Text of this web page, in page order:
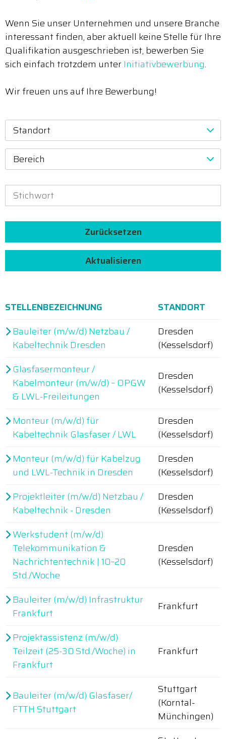
Wenn Sie unser Unternehmen und unsere Branche
interessant finden, aber aktuell keine Stelle für Ihre
Qualifikation ausgeschrieben ist, bewerben Sie
sich einfach trotzdem unterInitiativbewerbung.
Wir freuen uns auf Ihre Bewerbung!
Standort
Bereich
Zurücksetzen
Aktualisieren
STELLENBEZEICHNUNG
STANDORT
Bauleiter (m/w/d) Netzbau /
Kabeltechnik Dresden
Dresden
(Kesselsdorf)
Glasfasermonteur /
Kabelmonteur (m/w/d) – OPGW
& LWL-Freileitungen
Dresden
(Kesselsdorf)
Monteur (m/w/d) für
Kabeltechnik Glasfaser / LWL
Dresden
(Kesselsdorf)
Monteur (m/w/d) für Kabelzug
und LWL-Technik in Dresden
Dresden
(Kesselsdorf)
Projektleiter (m/w/d) Netzbau /
Kabeltechnik - Dresden
Dresden
(Kesselsdorf)
Werkstudent (m/w/d)
Telekommunikation &
Nachrichtentechnik | 10–20
Std./Woche
Dresden
(Kesselsdorf)
Bauleiter (m/w/d) Infrastruktur
Frankfurt
Frankfurt
Projektassistenz (m/w/d)
Teilzeit (25-30 Std./Woche) in
Frankfurt
Frankfurt
Bauleiter (m/w/d) Glasfaser/
FTTH Stuttgart
Stuttgart
(Korntal-
Münchingen)